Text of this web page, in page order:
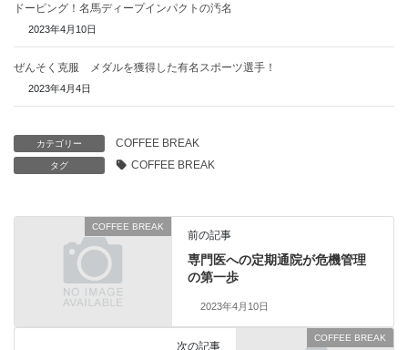
ドーピング！名馬ディープインパクトの汚名
2023年4月10日
ぜんそく克服 メダルを獲得した有名スポーツ選手！
2023年4月4日
カテゴリー COFFEE BREAK
タグ COFFEE BREAK
COFFEE BREAK
前の記事
専門医への定期通院が危機管理
の第一歩
2023年4月10日
COFFEE BREAK
次の記事